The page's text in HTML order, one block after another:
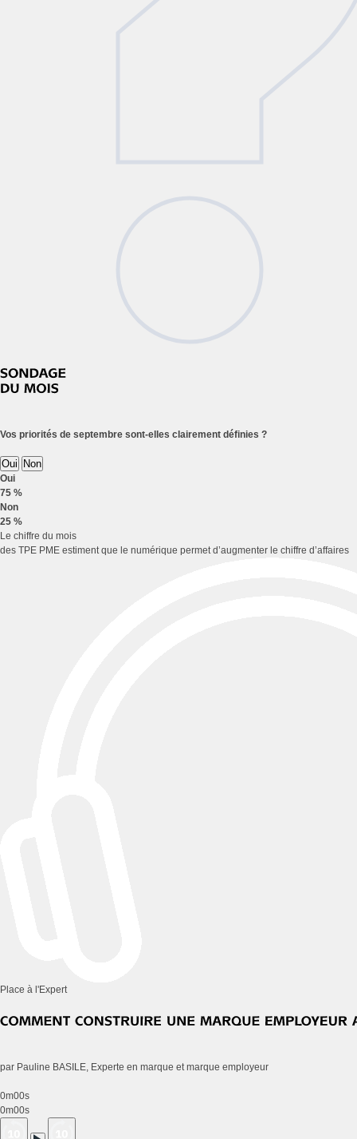
Vos priorités de septembre sont-elles clairement définies ?
Oui Non
Oui
75 %
Non
25 %
Le chiffre du mois
des TPE PME estiment que le numérique permet d’augmenter le chiffre d’affaires
Place à l'Expert
par Pauline BASILE, Experte en marque et marque employeur
0m00s
0m00s